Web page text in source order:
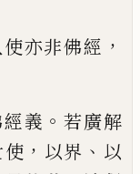
亦非佛經 ，
義 。若廣解
， 以界 、 以